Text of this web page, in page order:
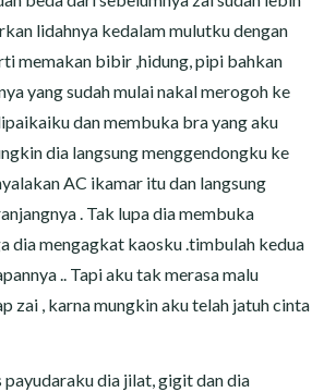
lidahnya kedalam mulutku dengan
memakan bibir ,hidung, pipi bahkan
yang sudah mulai nakal merogoh ke
dan membuka bra yang aku
dia langsung menggendongku ke
AC ikamar itu dan langsung
. Tak lupa dia membuka
dia mengagkat kaosku .timbulah kedua
.. Tapi aku tak merasa malu
zai , karna mungkin aku telah jatuh cinta
payudaraku dia jilat, gigit dan dia